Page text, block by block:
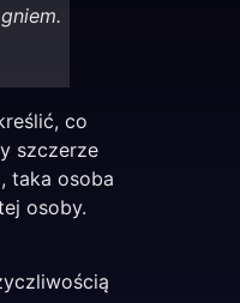
co
szczerze
taka osoba
osoby.